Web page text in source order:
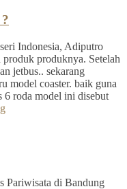
Indonesia, Adiputro
produk produknya. Setelah
jetbus.. sekarang
model coaster. baik guna
6 roda model ini disebut
Pariwisata di Bandung